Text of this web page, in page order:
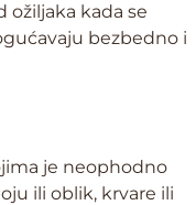
kada se
bezbedno i
je neophodno
ili oblik, krvare ili